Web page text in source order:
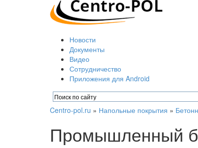
Новости
Документы
Видео
Сотрудничество
Приложения для Android
Centro-pol.ru » Напольные покрытия »
Промышленный